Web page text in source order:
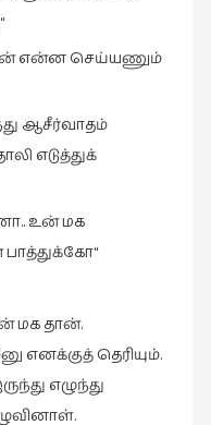
என்ன செய்யணும்
ஆசீர்வாதம்
எடுத்துக்
உன் மக
மக தான்.
தெரியும்.
எழுந்து